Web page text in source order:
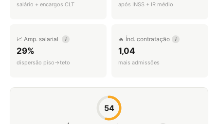
salário + encargos CLT após INSS + IR médio
📈 Amp. salarial i
29%
dispersão piso→teto
🔥 Índ. contratação i
1,04
mais admissões
54